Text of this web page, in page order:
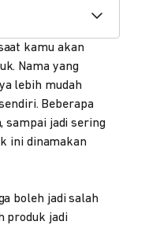
kamu akan
Nama yang
lebih mudah
Beberapa
sampai jadi sering
ini dinamakan
boleh jadi salah
produk jadi